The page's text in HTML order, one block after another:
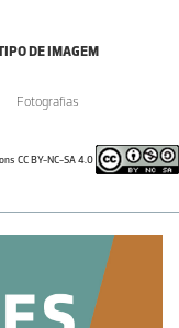
DE IMAGEM
Fotografias
CC BY-NC-SA 4.0